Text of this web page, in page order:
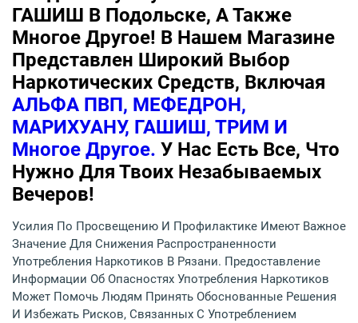
ГАШИШ В Подольске, А Также
Многое Другое! В Нашем Магазине
Представлен Широкий Выбор
Наркотических Средств, Включая
АЛЬФА ПВП, МЕФЕДРОН,
МАРИХУАНУ, ГАШИШ, ТРИМ И
Многое Другое. У Нас Есть Все, Что
Нужно Для Твоих Незабываемых
Вечеров!
Усилия По Просвещению И Профилактике Имеют Важное
Значение Для Снижения Распространенности
Употребления Наркотиков В Рязани. Предоставление
Информации Об Опасностях Употребления Наркотиков
Может Помочь Людям Принять Обоснованные Решения
И Избежать Рисков, Связанных С Употреблением